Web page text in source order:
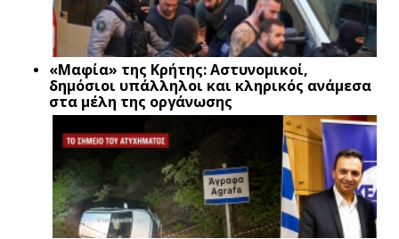
«Μαφία» της Κρήτης: Αστυνομικοί,
δημόσιοι υπάλληλοι και κληρικός ανάμεσα
στα μέλη της οργάνωσης